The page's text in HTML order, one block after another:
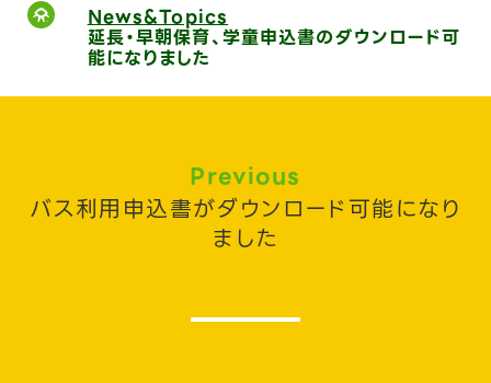
News&Topics
延長・早朝保育、学童申込書のダウンロード可
能になりました
Previous
バス利用申込書がダウンロード可能になり
ました